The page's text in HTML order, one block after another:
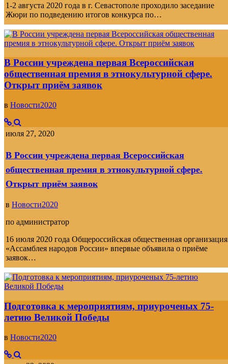
1-2 августа 2020 года в г. Севастополе проходило заседание
Жюри по подведению итогов конкурса по…
В России учреждена первая Всероссийская
общественная премия в этнокультурной сфере.
Открыт приём заявок
в Новости2020
июля 27, 2020
В России учреждена первая Всероссийская
общественная премия в этнокультурной сфере.
Открыт приём заявок
в Новости2020
по администратор
16 июля 2020 года Общероссийская общественная организация
«Ассамблея народов России» впервые объявила о приёме
заявок…
Подготовка к мероприятиям, приуроченых 75-
летию Великой Победы
в Новости2020